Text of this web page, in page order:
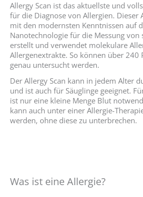
Allergy Scan ist das aktuellste und
für die Diagnose von Allergien. Dieser
mit den modernsten Kenntnissen auf
Nanotechnologie für die Messung von
erstellt und verwendet molekulare
Allergenextrakte. So können über 240
genau untersucht werden.
Der Allergy Scan kann in jedem Alter
und ist auch für Säuglinge geeignet.
ist nur eine kleine Menge Blut
kann auch unter einer Allergie-
werden, ohne diese zu unterbrechen.
Was ist eine Allergie?